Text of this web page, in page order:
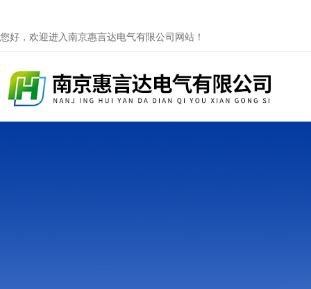
您好，欢迎进入南京惠言达电气有限公司网站！